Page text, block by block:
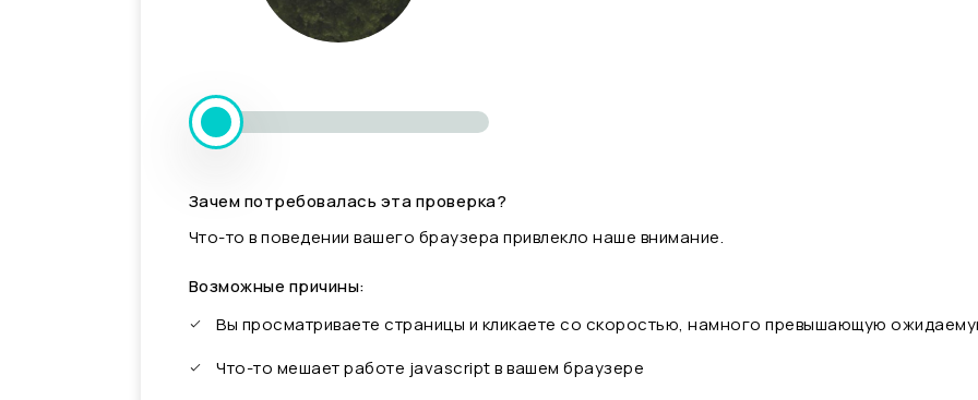
Зачем потребовалась эта проверка?
Что-то в поведении вашего браузера привлекло наше внимание.
Возможные причины:
Вы просматриваете страницы и кликаете со скоростью, намного превышающую
Что-то мешает работе javascript в вашем браузере